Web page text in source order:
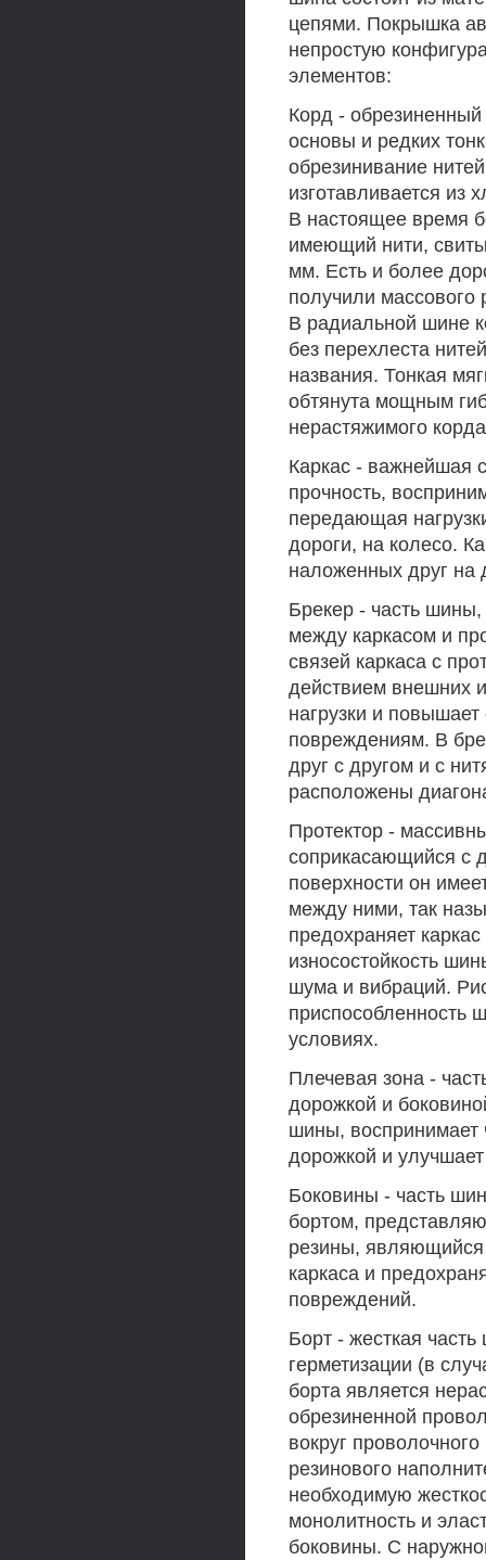
цепями. Покрышка
непростую
элементов:
Корд -
основы и редких
обрезинивание
изготавливается из
В настоящее время
имеющий нити,
мм. Есть и более
получили массового
В радиальной шине
без перехлеста
названия. Тонкая
обтянута мощным
нерастяжимого
Каркас - важнейшая
прочность,
передающая
дороги, на колесо.
наложенных друг на
Брекер - часть
между каркасом и
связей каркаса с
действием внешних
нагрузки и
повреждениям. В
друг с другом и с
расположены
Протектор -
соприкасающийся с
поверхности он
между ними, так
предохраняет
износостойкость
шума и вибраций.
приспособленность
условиях.
Плечевая зона -
дорожкой и
шины, воспринимает
дорожкой и
Боковины - часть
бортом,
резины, являющийся
каркаса и
повреждений.
Борт - жесткая
герметизации (в
борта является
обрезиненной
вокруг
резинового
необходимую
монолитность и
боковины. С